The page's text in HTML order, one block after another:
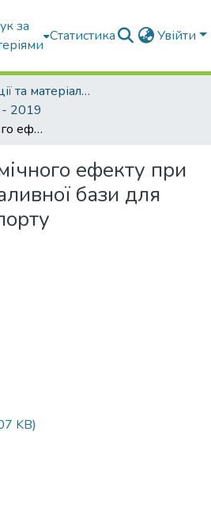
за
Статистика Увійти
Конференції та матеріали конференцій
2019
Оцінка економічного ефекту при розширенні паливної бази для засобів транспорту
ефекту при
бази для
KB)